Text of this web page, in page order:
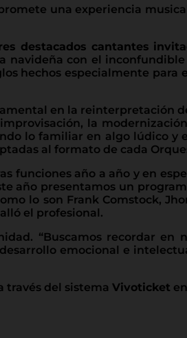
una experiencia
destacados cantantes
con el
hechos especialmente
en la reinterpretación
la
lo familiar en algo lúdico y
al formato de cada
funciones año a año y en
año presentamos un
lo son Frank Comstock,
el profesional.
“Buscamos recordar
emocional e
través del sistema Vivoticket en